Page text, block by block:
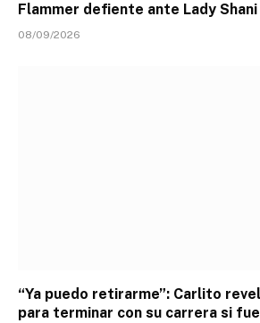
Flammer defiente ante Lady Shani
08/09/2026
“Ya puedo retirarme”: Carlito
para terminar con su carrera si